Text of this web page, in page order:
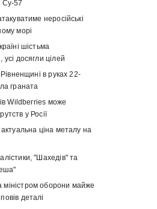
Су-57
неросійські
морі
шістьма
досягли цілей
в руках 22-
граната
Wildberries може
у Росії
ціна металу на
"Шахедів" та
оборони майже
деталі